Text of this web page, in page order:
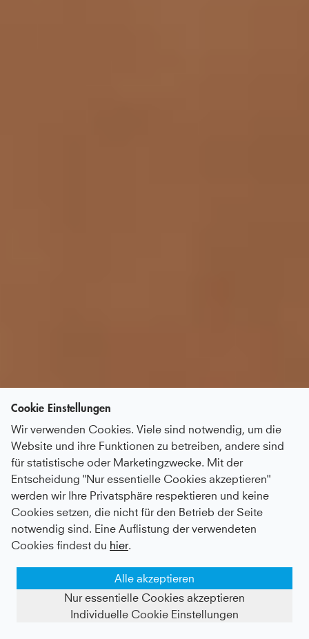
Cookie Einstellungen
Wir verwenden Cookies. Viele sind notwendig, um die
Website und ihre Funktionen zu betreiben, andere sind
für statistische oder Marketingzwecke. Mit der
Entscheidung "Nur essentielle Cookies akzeptieren"
werden wir Ihre Privatsphäre respektieren und keine
Cookies setzen, die nicht für den Betrieb der Seite
notwendig sind. Eine Auflistung der verwendeten
Cookies findest du hier.
Alle akzeptieren
Nur essentielle Cookies akzeptieren
Individuelle Cookie Einstellungen